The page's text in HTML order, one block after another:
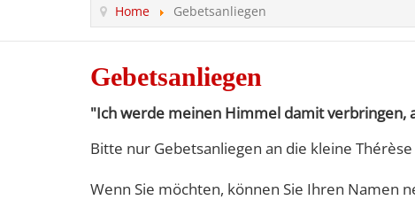
Home Gebetsanliegen
Gebetsanliegen
"Ich werde meinen Himmel damit verbringen,
Bitte nur Gebetsanliegen an die kleine
Wenn Sie möchten, können Sie Ihren Namen